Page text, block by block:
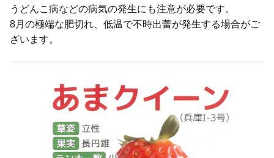
うどんこ病などの病気の発生にも注意が必要です。
8月の極端な肥切れ、低温で不時出蕾が発生する場合がご
ざいます。